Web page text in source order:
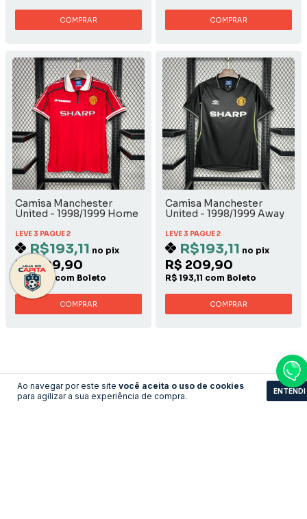
Ao navegar por este site você aceita o uso de cookies
para agilizar a sua experiência de compra.
ENTENDI
COMPRAR COMPRAR
Camisa Manchester
United - 1998/1999 Home
LEVE 3 PAGUE 2
R$193,11 no pix
R$ 209,90
R$ 193,11 com Boleto
COMPRAR
Camisa Manchester
United - 1998/1999 Away
LEVE 3 PAGUE 2
R$193,11 no pix
R$ 209,90
R$ 193,11 com Boleto
COMPRAR